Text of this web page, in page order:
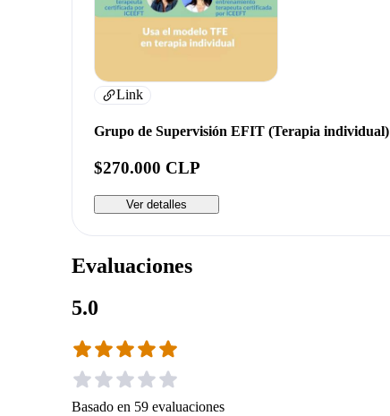
Link
Grupo de Supervisión EFIT (Terapia individual)
$270.000 CLP
Ver detalles
Evaluaciones
5.0
Basado en 59 evaluaciones